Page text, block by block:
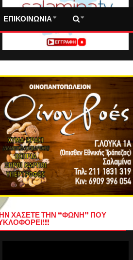
ΕΠΙΚΟΙΝΩΝΙΑ
ΧΑΣΕΤΕ ΤΗΝ “ΦΩΝΗ” ΠΟΥ